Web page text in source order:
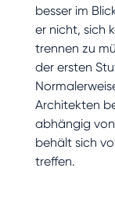
besser im
er nicht, sich
trennen zu
der ersten
Architekten
abhängig
behält sich
treffen.